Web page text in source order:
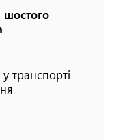
шостого
транспорті